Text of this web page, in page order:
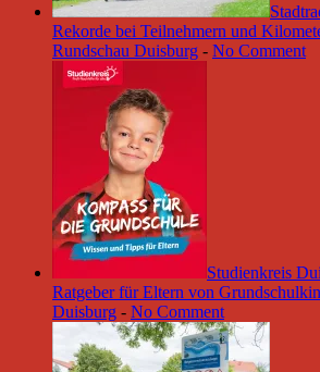
Rekorde bei Teilnehmern und
Rundschau Duisburg - No Comment
Studienkreis
Ratgeber für Eltern von
Duisburg - No Comment